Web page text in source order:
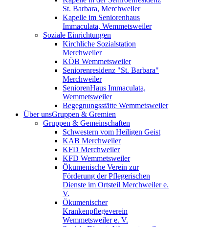
St. Barbara, Merchweiler
Kapelle im Seniorenhaus
Immaculata, Wemmetsweiler
Soziale Einrichtungen
Kirchliche Sozialstation
Merchweiler
KÖB Wemmetsweiler
Seniorenresidenz "St. Barbara"
Merchweiler
SeniorenHaus Immaculata,
Wemmetsweiler
Begegnungsstätte Wemmetsweiler
Über unsGruppen & Gremien
Gruppen & Gemeinschaften
Schwestern vom Heiligen Geist
KAB Merchweiler
KFD Merchweiler
KFD Wemmetsweiler
Ökumenische Verein zur
Förderung der Pflegerischen
Dienste im Ortsteil Merchweiler e.
V.
Ökumenischer
Krankenpflegeverein
Wemmetsweiler e. V.